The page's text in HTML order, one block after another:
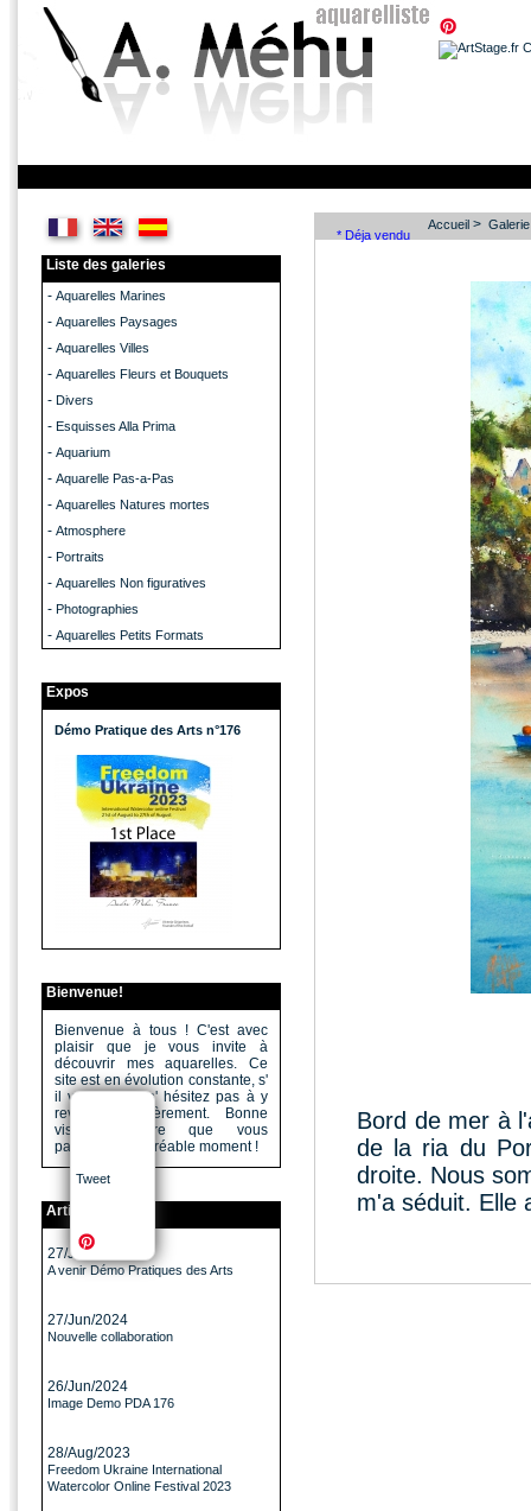
Tweet
Liste des galeries
- Aquarelles Marines
- Aquarelles Paysages
- Aquarelles Villes
- Aquarelles Fleurs et Bouquets
- Divers
- Esquisses Alla Prima
- Aquarium
- Aquarelle Pas-a-Pas
- Aquarelles Natures mortes
- Atmosphere
- Portraits
- Aquarelles Non figuratives
- Photographies
- Aquarelles Petits Formats
Expos
Démo Pratique des Arts n°176
Bienvenue!
Bienvenue à tous ! C'est avec
plaisir que je vous invite à
découvrir mes aquarelles. Ce
site est en évolution constante, s'
il vous a plu n' hésitez pas à y
revenir régulièrement. Bonne
visite, j'espère que vous
passerez un agréable moment !
Articles
27/Jun/2024
A venir Démo Pratiques des Arts
27/Jun/2024
Nouvelle collaboration
26/Jun/2024
Image Demo PDA 176
28/Aug/2023
Freedom Ukraine International
Watercolor Online Festival 2023
Accueil >
* Déja vendu
Bord de mer à
de la ria du
droite. Nous
m'a séduit. Elle